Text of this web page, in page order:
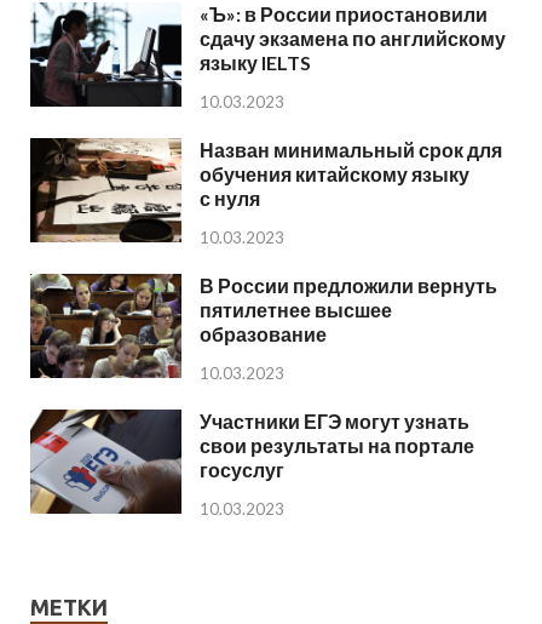
«Ъ»: в России приостановили
сдачу экзамена по английскому
языку IELTS
10.03.2023
Назван минимальный срок для
обучения китайскому языку
с нуля
10.03.2023
В России предложили вернуть
пятилетнее высшее
образование
10.03.2023
Участники ЕГЭ могут узнать
свои результаты на портале
госуслуг
10.03.2023
МЕТКИ